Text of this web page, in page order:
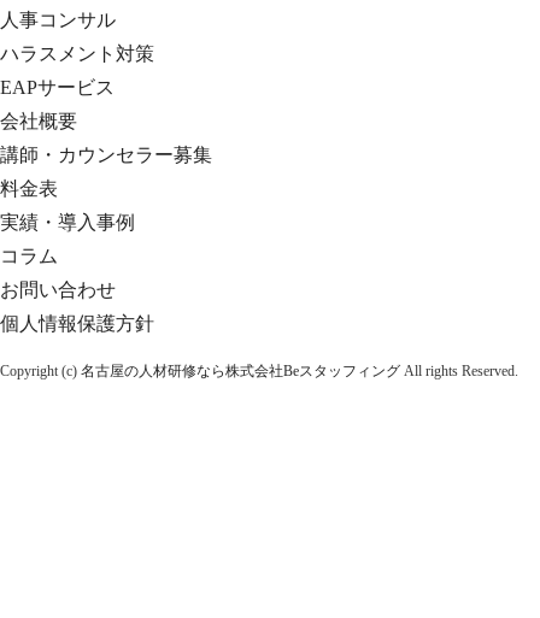
人事コンサル
ハラスメント対策
EAPサービス
会社概要
講師・カウンセラー募集
料金表
実績・導入事例
コラム
お問い合わせ
個人情報保護方針
Copyright (c) 名古屋の人材研修なら株式会社Beスタッフィング All rights Reserved.